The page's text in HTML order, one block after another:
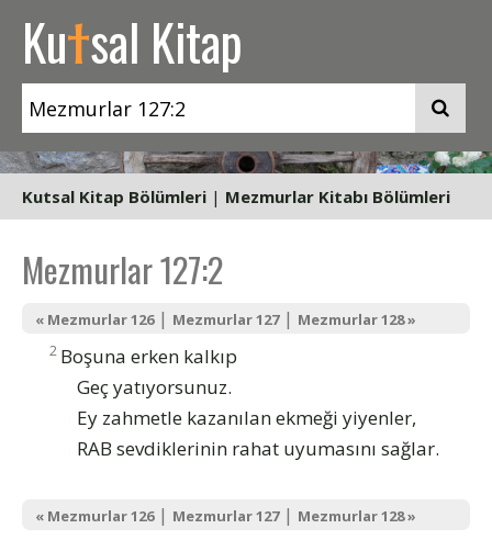
Kutsal Kitap
Kutsal Kitap Bölümleri | Mezmurlar Kitabı Bölümleri
Mezmurlar 127:2
« Mezmurlar 126| Mezmurlar 127| Mezmurlar 128 »
2 Boşuna erken kalkıp
Geç yatıyorsunuz.
Ey zahmetle kazanılan ekmeği yiyenler,
RAB sevdiklerinin rahat uyumasını sağlar.
« Mezmurlar 126| Mezmurlar 127| Mezmurlar 128 »